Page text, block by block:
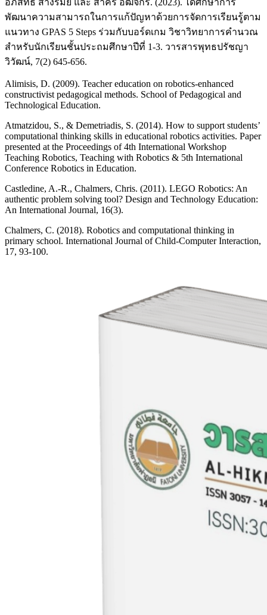
อภิสิทธิ์ สางรัมย์ และ สาคร อัฒจักร. (2023). ได้ศึกษาการ
พัฒนาความสามารถในการแก้ปัญหาด้วยการจัดการเรียนรู้ตาม
แนวทาง GPAS 5 Steps ร่วมกับบอร์ดเกม วิชาวิทยาการคำนวณ
สำหรับนักเรียนชั้นประถมศึกษาปีที่ 1-3. วารสารพุทธปรัชญา
วิวัฒน์, 7(2) 645-656.
Alimisis, D. (2009). Teacher education on robotics-enhanced
constructivist pedagogical methods. School of Pedagogical and
Technological Education.
Atmatzidou, S., & Demetriadis, S. (2014). How to support students’
computational thinking skills in educational robotics activities. Paper
presented at the Proceedings of 4th International Workshop
Teaching Robotics, Teaching with Robotics & 5th International
Conference Robotics in Education.
Castledine, A.-R., Chalmers, Chris. (2011). LEGO Robotics: An
authentic problem solving tool? Design and Technology Education:
An International Journal, 16(3).
Chalmers, C. (2018). Robotics and computational thinking in
primary school. International Journal of Child-Computer Interaction,
17, 93-100.